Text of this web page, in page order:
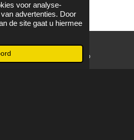
voor analyse-
advertenties. Door
de site gaat u hiermee
WhatsApp